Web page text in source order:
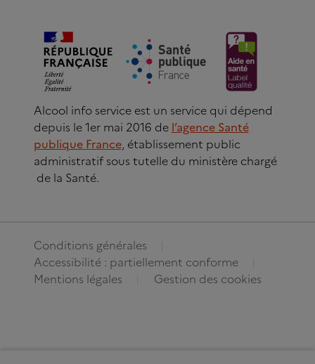
Alcool info service est un service qui dépend
depuis le 1er mai 2016 de l’agence Santé
publique France, établissement public
administratif sous tutelle du ministère chargé
de la Santé.
Conditions générales
Accessibilité : partiellement conforme
Mentions légales
Gestion des cookies